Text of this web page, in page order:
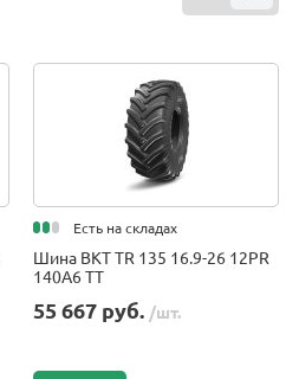
Есть на складах
Шина BKT TR 135 16.9-26 12PR
140A6 TT
55 667 руб. /шт.